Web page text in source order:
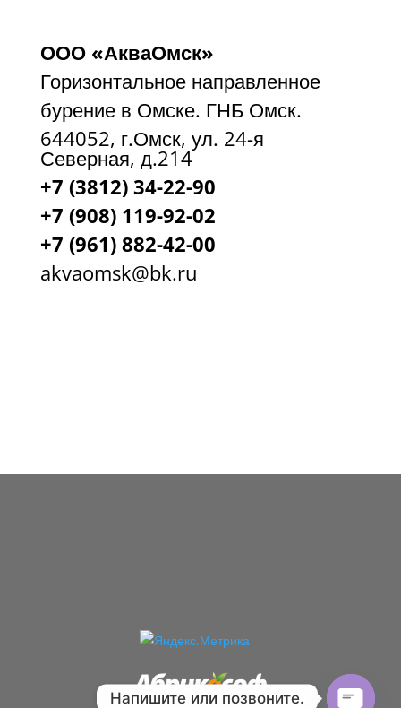
ООО «АкваОмск»
Горизонтальное направленное
бурение в Омске. ГНБ Омск.
644052, г.Омск, ул. 24-я
Северная, д.214
+7 (3812) 34-22-90
+7 (908) 119-92-02
+7 (961) 882-42-00
akvaomsk@bk.ru
Напишите или позвоните.